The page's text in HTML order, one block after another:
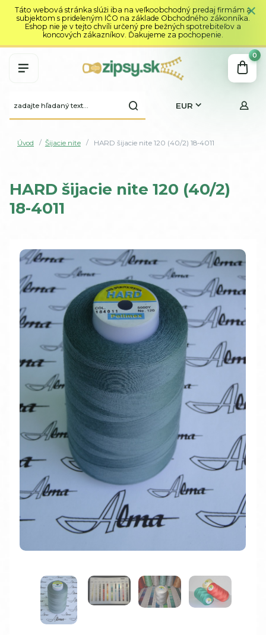
Táto webová stránka slúži iba na veľkoobchodný predaj firmám a
subjektom s prideleným IČO na základe Obchodného zákonníka.
Eshop nie je v tejto chvíli určený pre bežných spotrebiteľov a
koncových zákazníkov. Ďakujeme za pochopenie.
EUR
0
Úvod Šijacie nite HARD šijacie nite 120 (40/2) 18-4011
HARD šijacie nite 120 (40/2)
18-4011